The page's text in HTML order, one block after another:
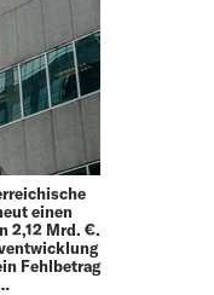
einen
2,12 Mrd. €.
Fehlbetrag